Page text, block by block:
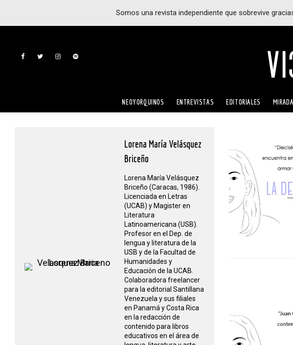
Somos una revista independiente que sobrevive
NEOYORQUINOS ENTREVISTAS EDITORIALES
Lorena María Velásquez
Briceño
Lorena María Velásquez
Briceño (Caracas, 1986).
Licenciada en Letras
(UCAB) y Magister en
Literatura
Latinoamericana (USB).
Profesor en el Dep. de
lengua y literatura de la
USB y de la Facultad de
Humanidades y
Educación de la UCAB.
Colaboradora freelancer
para la editorial Santillana
Venezuela y sus filiales
en Panamá y Costa Rica
en la redacción de
contenido para libros
educativos en el área de